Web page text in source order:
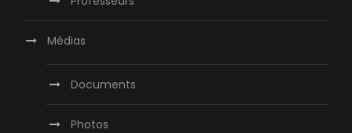
Médias
Documents
Photos